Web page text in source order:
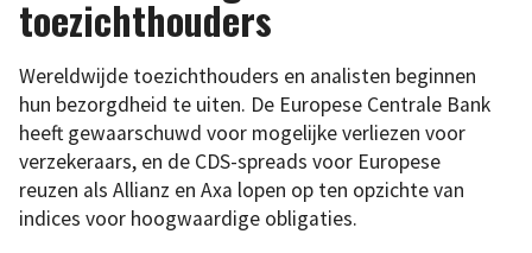
toezichthouders
Wereldwijde toezichthouders en analisten beginnen
hun bezorgdheid te uiten. De Europese Centrale Bank
heeft gewaarschuwd voor mogelijke verliezen voor
verzekeraars, en de CDS-spreads voor Europese
reuzen als Allianz en Axa lopen op ten opzichte van
indices voor hoogwaardige obligaties.